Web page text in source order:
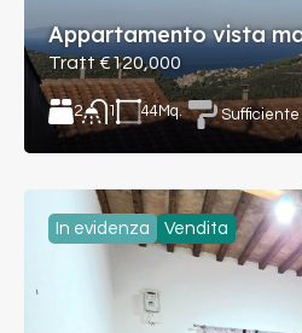
Appartamento vista
Tratt €120,000
2 1 44Mq. Sufficiente
In evidenza Vendita